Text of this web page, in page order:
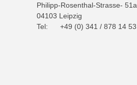
Philipp-Rosenthal-Strasse- 51a
04103 Leipzig
Tel: +49 (0) 341 / 878 14 53